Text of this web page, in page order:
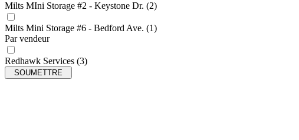
Milts MIni Storage #2 - Keystone Dr. (2)
Milts Mini Storage #6 - Bedford Ave. (1)
Par vendeur
Redhawk Services (3)